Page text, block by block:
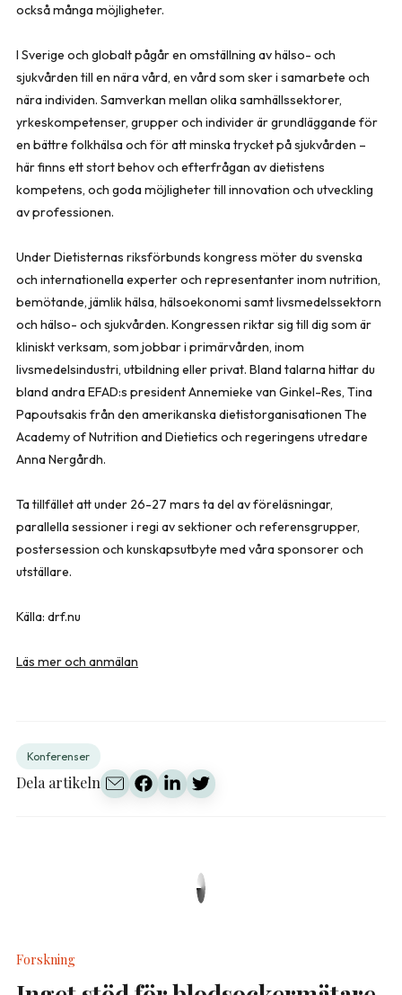
också många möjligheter.
I Sverige och globalt pågår en omställning av hälso- och
sjukvården till en nära vård, en vård som sker i samarbete och
nära individen. Samverkan mellan olika samhällssektorer,
yrkeskompetenser, grupper och individer är grundläggande för
en bättre folkhälsa och för att minska trycket på sjukvården –
här finns ett stort behov och efterfrågan av dietistens
kompetens, och goda möjligheter till innovation och utveckling
av professionen.
Under Dietisternas riksförbunds kongress möter du svenska
och internationella experter och representanter inom nutrition,
bemötande, jämlik hälsa, hälsoekonomi samt livsmedelssektorn
och hälso- och sjukvården. Kongressen riktar sig till dig som är
kliniskt verksam, som jobbar i primärvården, inom
livsmedelsindustri, utbildning eller privat. Bland talarna hittar du
bland andra EFAD:s president Annemieke van Ginkel-Res, Tina
Papoutsakis från den amerikanska dietistorganisationen The
Academy of Nutrition and Dietietics och regeringens utredare
Anna Nergårdh.
Ta tillfället att under 26-27 mars ta del av föreläsningar,
parallella sessioner i regi av sektioner och referensgrupper,
postersession och kunskapsutbyte med våra sponsorer och
utställare.
Källa: drf.nu
Läs mer och anmälan
Konferenser
Dela artikeln
Forskning